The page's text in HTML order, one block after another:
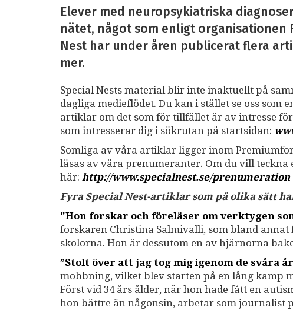
Elever med neuropsykiatriska
nätet, något som enligt organisationen
Nest har under åren publicerat flera
mer.
Special Nests material blir inte inaktuellt på
dagliga medieflödet. Du kan i stället se oss
artiklar om det som för tillfället är av intresse
som intresserar dig i sökrutan på startsidan:
Somliga av våra artiklar ligger inom
läsas av våra prenumeranter. Om du vill
här: http://www.specialnest.se/prenumeration
Fyra Special Nest-artiklar som på olika sätt
"Hon forskar och föreläser om verktygen
forskaren Christina Salmivalli, som bland
skolorna. Hon är dessutom en av hjärnorna
”Stolt över att jag tog mig igenom de svåra
mobbning, vilket blev starten på en lång kamp
Först vid 34 års ålder, när hon hade fått en
hon bättre än någonsin, arbetar som journalist